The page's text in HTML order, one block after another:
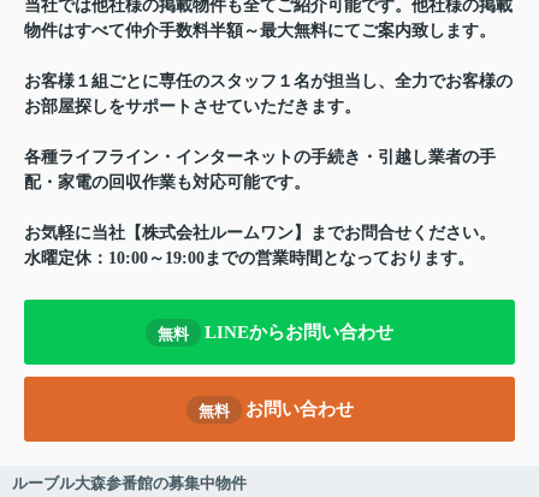
当社では他社様の掲載物件も全てご紹介可能です。他社様の掲載
物件はすべて仲介手数料半額～最大無料にてご案内致します。
お客様１組ごとに専任のスタッフ１名が担当し、全力でお客様の
お部屋探しをサポートさせていただきます。
各種ライフライン・インターネットの手続き・引越し業者の手
配・家電の回収作業も対応可能です。
お気軽に当社【株式会社ルームワン】までお問合せください。
水曜定休：10:00～19:00までの営業時間となっております。
無料 LINEからお問い合わせ
無料 お問い合わせ
ルーブル大森参番館の募集中物件